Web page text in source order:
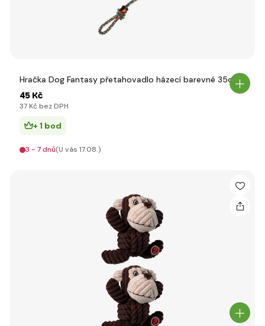
Hračka Dog Fantasy přetahovadlo házecí barevné 35cm
45 Kč
37 Kč bez DPH
+ 1 bod
3 - 7 dnů(U vás 17.08.)